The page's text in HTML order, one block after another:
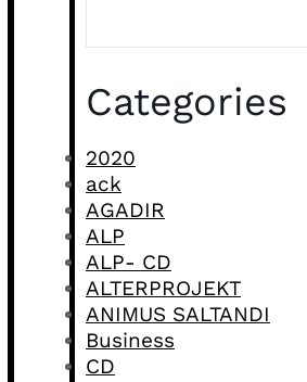
Categories
2020
ack
AGADIR
ALP
ALP- CD
ALTERPROJEKT
ANIMUS SALTANDI
Business
CD